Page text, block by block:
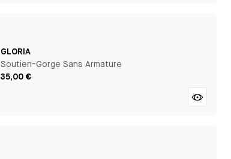
GLORIA
Soutien-Gorge Sans Armature
35,00 €